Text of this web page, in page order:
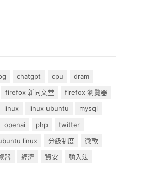
chatgpt cpu
dram
firefox 新同文堂
firefox 瀏覽器
linux linux ubuntu
mysql
openai php
twitter
linux 分級制度
微軟
器 經濟 資安 輸入法